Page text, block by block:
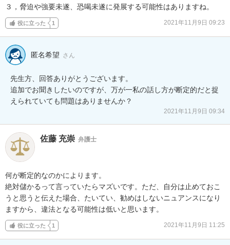
３，脅迫や強要未遂、恐喝未遂に発展する可能性はありますね。
役に立った 1 2021年11月9日 09:23
匿名希望 さん
先生方、回答ありがとうございます。
追加でお聞きしたいのですが、万が一私の話し方が断定的だと捉
えられていても問題はありませんか？
2021年11月9日 09:34
佐藤 充崇 弁護士
何が断定的なのかによります。
絶対儲かるって言っていたらマズいです。ただ、自分は止めておこ
うと思うと伝えた場合、たいてい、勧めはしないニュアンスになり
ますから、違法となる可能性は低いと思います。
役に立った 1 2021年11月9日 11:25